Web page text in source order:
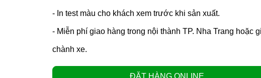
- In test màu cho khách xem trước khi sản xuất.
- Miễn phí giao hàng trong nội thành TP. Nha Trang hoặc
chành xe.
ĐẶT HÀNG ONLINE